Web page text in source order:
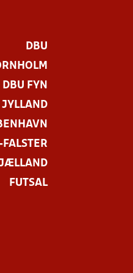
DBU
DBU FYN
JYLLAND
FUTSAL